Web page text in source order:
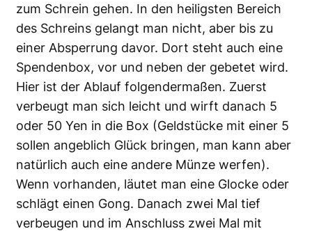
zum Schrein gehen. In den heiligsten Bereich
des Schreins gelangt man nicht, aber bis zu
einer Absperrung davor. Dort steht auch eine
Spendenbox, vor und neben der gebetet wird.
Hier ist der Ablauf folgendermaßen. Zuerst
verbeugt man sich leicht und wirft danach 5
oder 50 Yen in die Box (Geldstücke mit einer 5
sollen angeblich Glück bringen, man kann aber
natürlich auch eine andere Münze werfen).
Wenn vorhanden, läutet man eine Glocke oder
schlägt einen Gong. Danach zwei Mal tief
verbeugen und im Anschluss zwei Mal mit